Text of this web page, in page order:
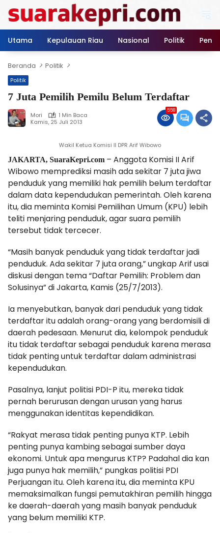
konten
Utama
Kepulauan Riau Nasional Politik
Beranda Politik
Politik
7 Juta Pemilih Pemilu Belum Terdaftar
Mori
1 Min Baca
Kamis, 25 Juli 2013
558
Wakil Ketua Komisi II DPR Arif Wibowo
JAKARTA, SuaraKepri.com – Anggota Komisi II Arif
Wibowo memprediksi masih ada sekitar 7 juta jiwa
penduduk yang memiliki hak pemilih belum terdaftar
dalam data kependudukan pemerintah. Oleh karena
itu, dia meminta Komisi Pemilihan Umum (KPU) lebih
teliti menjaring penduduk, agar suara pemilih
tersebut tidak tercecer.
“Masih banyak penduduk yang tidak terdaftar jadi
penduduk. Ada sekitar 7 juta orang,” ungkap Arif usai
diskusi dengan tema “Daftar Pemilih: Problem dan
Solusinya” di Jakarta, Kamis (25/7/2013).
Ia menyebutkan, banyak dari penduduk yang tidak
terdaftar itu adalah orang-orang yang berdomisili di
daerah pedesaan. Menurut dia, kelompok penduduk
itu tidak terdaftar sebagai penduduk karena merasa
tidak penting untuk terdaftar dalam administrasi
kependudukan.
Pasalnya, lanjut politisi PDI-P itu, mereka tidak
pernah berurusan dengan urusan yang harus
menggunakan identitas kependidikan.
“Rakyat merasa tidak penting punya KTP. Lebih
penting punya kambing sebagai sumber daya
ekonomi. Untuk apa mengurus KTP? Padahal dia kan
juga punya hak memilih,” pungkas politisi PDI
Perjuangan itu. Oleh karena itu, dia meminta KPU
memaksimalkan fungsi pemutakhiran pemilih hingga
ke daerah-daerah yang masih banyak penduduk
yang belum memiliki KTP.